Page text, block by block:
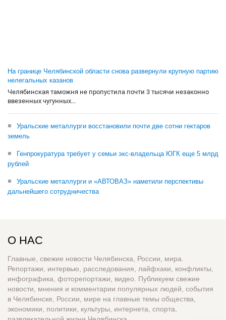
На границе Челябинской области снова развернули крупную партию
нелегальных казанов
Челябинская таможня не пропустила почти 3 тысячи незаконно
ввезенных чугунных...
Уральские металлурги восстановили почти две сотни гектаров
земель
Генпрокуратура требует у семьи экс-владельца ЮГК еще 5 млрд
рублей
Уральские металлурги и «АВТОВАЗ» наметили перспективы
дальнейшего сотрудничества
О НАС
Главные, свежие новости Челябинска, России, мира.
Репортажи, интервью, расследования, лайфхаки, конфликты,
инфографика, фоторепортажи, видео. Публикуем свежие
новости, мнения и комментарии популярных людей, события
в Челябинске, России, мире на главные темы общества,
экономики, политики, культуры, интернета, спорта,